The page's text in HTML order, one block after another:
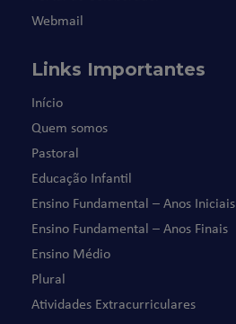
Webmail
Links Importantes
Início
Quem somos
Pastoral
Educação Infantil
Ensino Fundamental – Anos Iniciais
Ensino Fundamental – Anos Finais
Ensino Médio
Plural
Atividades Extracurriculares